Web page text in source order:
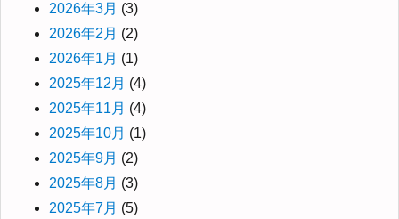
2026年3月 (3)
2026年2月 (2)
2026年1月 (1)
2025年12月 (4)
2025年11月 (4)
2025年10月 (1)
2025年9月 (2)
2025年8月 (3)
2025年7月 (5)